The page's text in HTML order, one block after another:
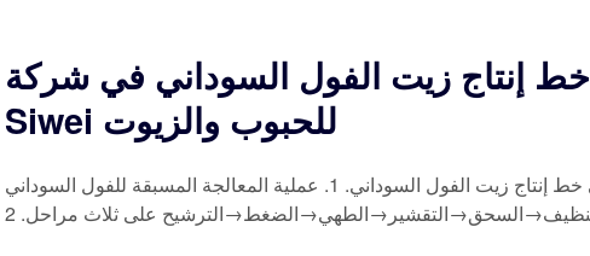
خط إنتاج زيت الفول السوداني في شركة Zhengzhou
Siwei للحبوب والزيوت
نظرة عامة موجزة على خط إنتاج زيت الفول السوداني. 1. عملية المعالجة المسبقة للفول السوداني